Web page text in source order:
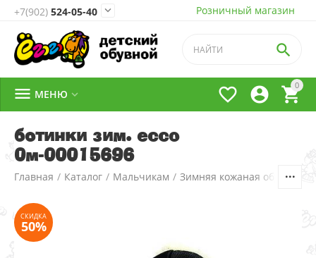
Розничный магазин
+7(902) 524-05-40 
0




 МЕНЮ 
ботинки зим. ecco
0м-00015696
Главная / Каталог / Мальчикам / Зимняя кожаная обувь /
СКИДКА
50%